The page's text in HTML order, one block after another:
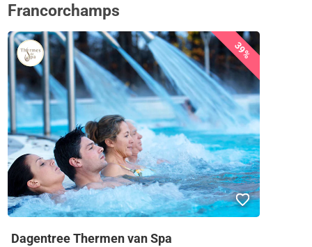
Francorchamps
39%
Dagentree Thermen van Spa